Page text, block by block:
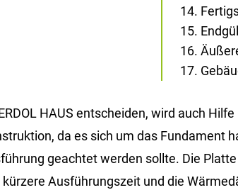
HAUS ent­schei­den, wird auch
da es sich um das Fun­da­ment
ge­ach­tet wer­den soll­te. Die
Aus­füh­rungs­zeit und die